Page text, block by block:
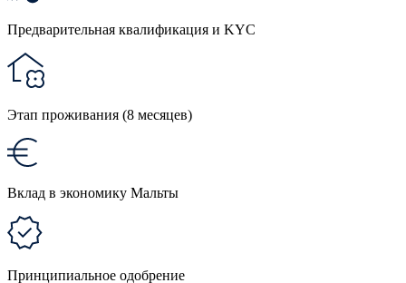
Предварительная квалификация и KYC
Этап проживания (8 месяцев)
Вклад в экономику Мальты
Принципиальное одобрение